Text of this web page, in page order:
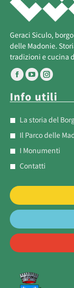
Geraci Siculo,
delle Madonie.
tradizioni e cucina
Info utili
La storia del
Il Parco delle
I Monumenti
Contatti